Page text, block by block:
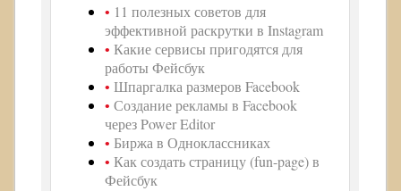
11 полезных советов для
эффективной раскрутки в Instagram
Какие сервисы пригодятся для
работы Фейсбук
Шпаргалка размеров Facebook
Создание рекламы в Facebook
через Power Editor
Биржа в Одноклассниках
Как создать страницу (fun-page) в
Фейсбук